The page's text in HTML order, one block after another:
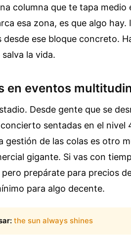
columna que te tapa medio
esa zona, es que algo hay.
ese bloque concreto.
la vida.
en eventos
Desde gente que se
sentadas en el nivel
gestión de las colas es otro
gigante. Si vas con
prepárate para precios
para algo decente.
the sun always shines